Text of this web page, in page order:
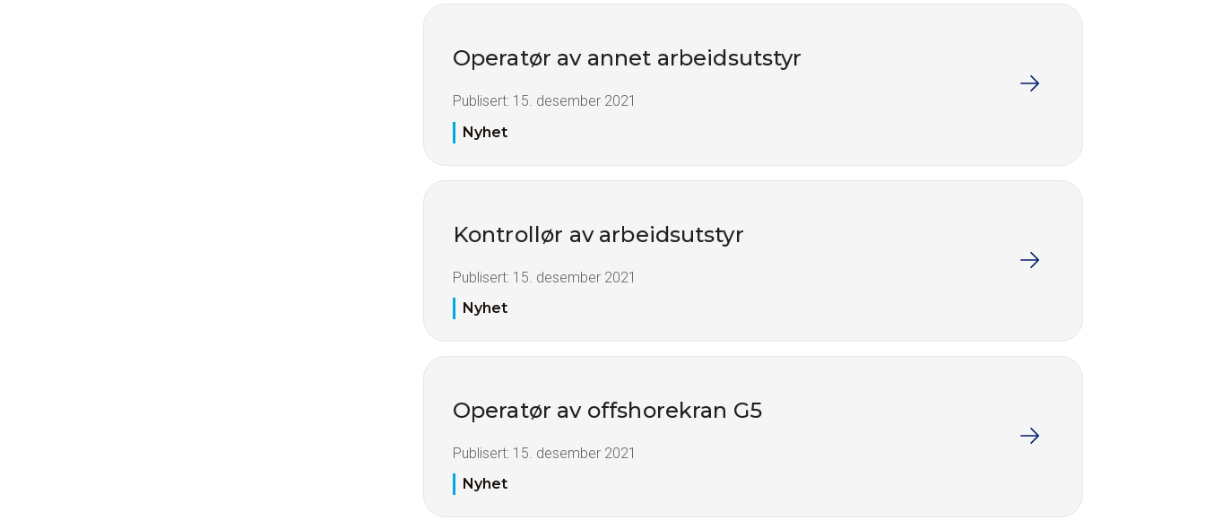
Operatør av annet arbeidsutstyr
Publisert: 15. desember 2021
Nyhet
Kontrollør av arbeidsutstyr
Publisert: 15. desember 2021
Nyhet
Operatør av offshorekran G5
Publisert: 15. desember 2021
Nyhet